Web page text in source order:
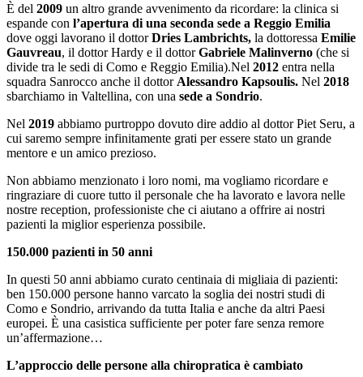
È del 2009 un altro grande avvenimento da ricordare: la clinica si
espande con l’apertura di una seconda sede a Reggio Emilia
dove oggi lavorano il dottorDries Lambrichts, la dottoressa Emilie
Gauvreau, il dottor Hardy e il dottorGabriele Malinverno (che si
divide tra le sedi di Como e Reggio Emilia).Nel 2012 entra nella
squadra Sanrocco anche il dottor Alessandro Kapsoulis. Nel 2018
sbarchiamo in Valtellina, con una sede a Sondrio.
Nel 2019 abbiamo purtroppo dovuto dire addio al dottor Piet Seru, a
cui saremo sempre infinitamente grati per essere stato un grande
mentore e un amico prezioso.
Non abbiamo menzionato i loro nomi, ma vogliamo ricordare e
ringraziare di cuore tutto il personale che ha lavorato e lavora nelle
nostre reception, professioniste che ci aiutano a offrire ai nostri
pazienti la miglior esperienza possibile.
150.000 pazienti in 50 anni
In questi 50 anni abbiamo curato centinaia di migliaia di pazienti:
ben 150.000 persone hanno varcato la soglia dei nostri studi di
Como e Sondrio, arrivando da tutta Italia e anche da altri Paesi
europei. È una casistica sufficiente per poter fare senza remore
un’affermazione…
L’approccio delle persone alla chiropratica è cambiato